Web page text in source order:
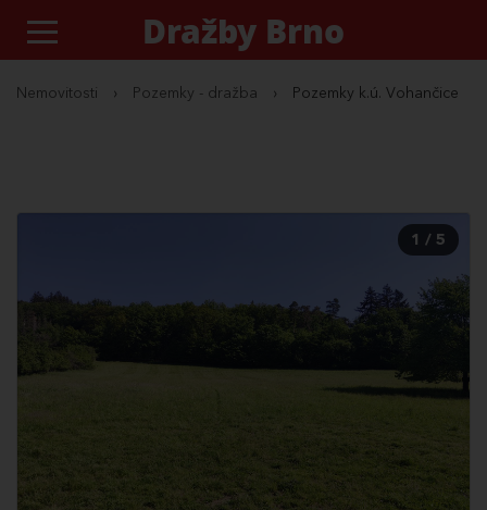
Dražby Brno
Nemovitosti › Pozemky - dražba › Pozemky k.ú. Vohančice
1 / 5